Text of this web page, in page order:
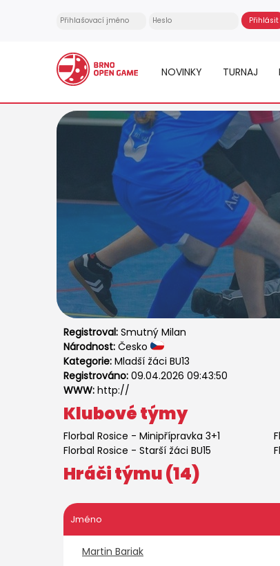
NOVINKY TURNAJ
Registroval: Smutný Milan
Národnost: Česko
Kategorie: Mladší žáci BU13
Registrováno: 09.04.2026 09:43:50
WWW: http://
Klubové týmy
Florbal Rosice - Minipřípravka 3+1
Florbal Rosice - Starší žáci BU15
Hráči týmu (14)
Jméno
Martin Bariak